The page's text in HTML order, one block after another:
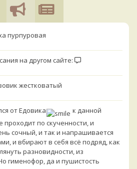
пурпуровая
на другом сайте:
жестковатый
от Едовика
к данной
по скученности, и
сочный, и так и напрашивается
и вбирают в себя всё подряд, как
разновидности, из
гименофор, да и пушистость